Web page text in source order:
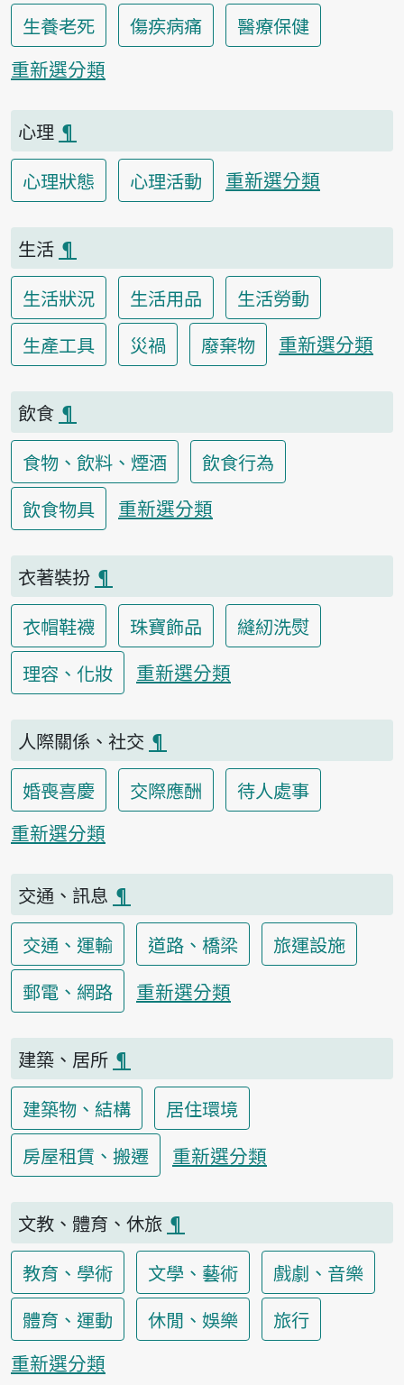
生養老死
傷疾病痛
醫療保健
重新選分類
心理 ¶
心理狀態
心理活動 重新選分類
生活 ¶
生活狀況
生活用品
生活勞動
生產工具
災禍 廢棄物 重新選分類
飲食 ¶
食物、飲料、煙酒
飲食行為
飲食物具
重新選分類
衣著裝扮 ¶
衣帽鞋襪
珠寶飾品
縫紉洗熨
理容、化妝
重新選分類
人際關係、社交 ¶
婚喪喜慶
交際應酬
待人處事
重新選分類
交通、訊息 ¶
交通、運輸
道路、橋梁
旅運設施
郵電、網路
重新選分類
建築、居所 ¶
建築物、結構
居住環境
房屋租賃、搬遷
重新選分類
文教、體育、休旅 ¶
教育、學術
文學、藝術
戲劇、音樂
體育、運動
休閒、娛樂
旅行
重新選分類